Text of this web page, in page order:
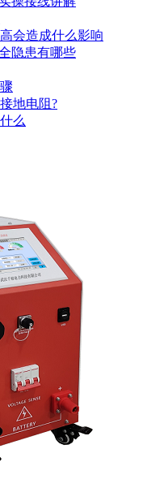
会造成什么影响
隐患有哪些
地电阻?
么